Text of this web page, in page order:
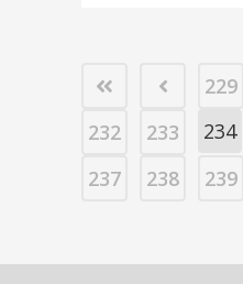
229
232
233 234
237
238 239